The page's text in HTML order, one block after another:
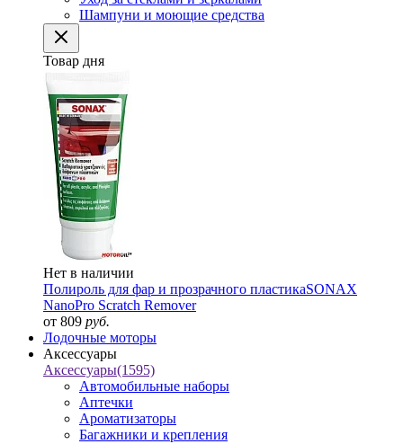
Шампуни и моющие средства
Товар дня
Нет в наличии
Полироль для фар и прозрачного пластикаSONAX
NanoPro Scratch Remover
от 809 руб.
Лодочные моторы
Аксессуары
Аксессуары(1595)
Автомобильные наборы
Аптечки
Ароматизаторы
Багажники и крепления